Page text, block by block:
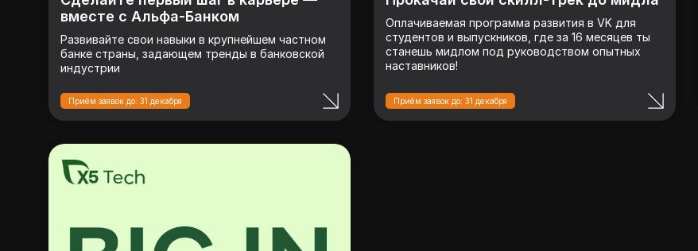
вместе с Альфа-Банком
Развивайте свои навыки в крупнейшем частном
банке страны, задающем тренды в банковской
индустрии
Приём заявок до: 31 декабря
Оплачиваемая программа развития в VK для
студентов и выпускников, где за 16 месяцев ты
станешь мидлом под руководством опытных
наставников!
Приём заявок до: 31 декабря